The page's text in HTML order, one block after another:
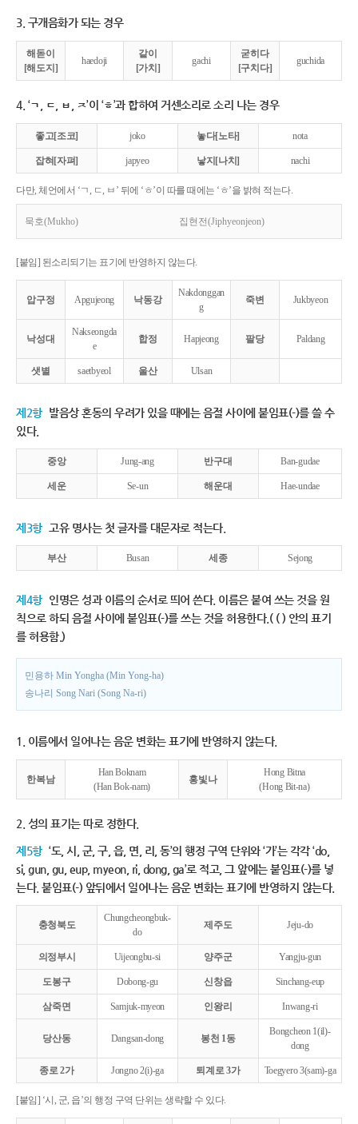
3. 구개음화가 되는 경우
해돋이
[해도지]
haedoji
같이
[가치]
gachi
굳히다
[구치다]
guchida
4. ‘ㄱ, ㄷ, ㅂ, ㅈ’이 ‘ㅎ’과 합하여 거센소리로 소리 나는 경우
좋고[조코] joko 놓다[노타] nota
잡혀[자펴] japyeo 낳지[나치] nachi
다만, 체언에서 ‘ㄱ, ㄷ, ㅂ’ 뒤에 ‘ㅎ’이 따를 때에는 ‘ㅎ’을 밝혀 적는다.
묵호(Mukho) 집현전(Jiphyeonjeon)
[붙임] 된소리되기는 표기에 반영하지 않는다.
압구정 Apgujeong 낙동강
Nakdonggan
g
죽변 Jukbyeon
낙성대
Nakseongda
e
합정 Hapjeong 팔당 Paldang
샛별 saetbyeol 울산 Ulsan
제2항 발음상 혼동의 우려가 있을 때에는 음절 사이에 붙임표(-)를 쓸 수
있다.
중앙 Jung-ang 반구대 Ban-gudae
세운 Se-un 해운대 Hae-undae
제3항 고유 명사는 첫 글자를 대문자로 적는다.
부산 Busan 세종 Sejong
제4항 인명은 성과 이름의 순서로 띄어 쓴다. 이름은 붙여 쓰는 것을 원
칙으로 하되 음절 사이에 붙임표(-)를 쓰는 것을 허용한다.( ( ) 안의 표기
를 허용함.)
민용하 Min Yongha (Min Yong-ha)
송나리 Song Nari (Song Na-ri)
1. 이름에서 일어나는 음운 변화는 표기에 반영하지 않는다.
한복남
Han Boknam
(Han Bok-nam)
홍빛나
Hong Bitna
(Hong Bit-na)
2. 성의 표기는 따로 정한다.
제5항 ‘도, 시, 군, 구, 읍, 면, 리, 동’의 행정 구역 단위와 ‘가’는 각각 ‘do,
si, gun, gu, eup, myeon, ri, dong, ga’로 적고, 그 앞에는 붙임표(-)를 넣
는다. 붙임표(-) 앞뒤에서 일어나는 음운 변화는 표기에 반영하지 않는다.
충청북도
Chungcheongbuk-
do
제주도 Jeju-do
의정부시 Uijeongbu-si 양주군 Yangju-gun
도봉구 Dobong-gu 신창읍 Sinchang-eup
삼죽면 Samjuk-myeon 인왕리 Inwang-ri
당산동 Dangsan-dong 봉천 1동
Bongcheon 1(il)-
dong
종로 2가 Jongno 2(i)-ga 퇴계로 3가 Toegyero 3(sam)-ga
[붙임] ‘시, 군, 읍’의 행정 구역 단위는 생략할 수 있다.